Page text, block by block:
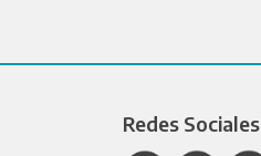
Redes Sociales